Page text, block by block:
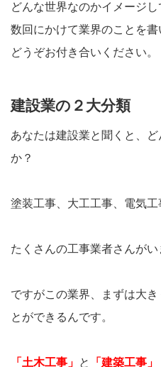
どんな世界なのかイメージし
数回にかけて業界のことを書
どうぞお付き合いください。
建設業の２大分類
あなたは建設業と聞くと、
か？
塗装工事、大工工事、電気工
たくさんの工事業者さんがい
ですがこの業界、まずは大
とができるんです。
「土木工事」 と 「建築工事」